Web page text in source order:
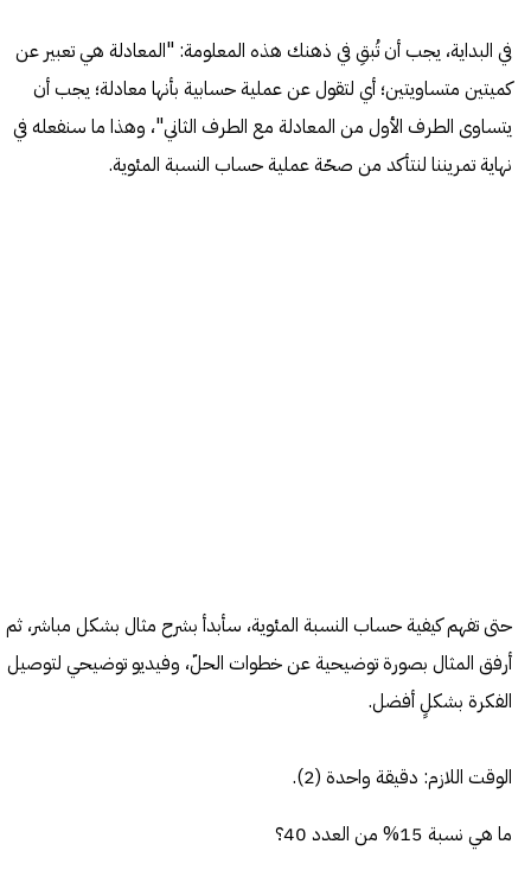
في البداية، يجب أن تُبقِ في ذهنك هذه المعلومة: "المعادلة هي تعبير عن
كميتين متساويتين؛ أي لتقول عن عملية حسابية بأنها معادلة؛ يجب أن
يتساوى الطرف الأول من المعادلة مع الطرف الثاني"، وهذا ما سنفعله في
نهاية تمريننا لنتأكد من صحّة عملية حساب النسبة المئوية.
حتى تفهم كيفية حساب النسبة المئوية، سأبدأ بشرح مثال بشكل مباشر، ثم
أرفق المثال بصورة توضيحية عن خطوات الحلّ، وفيديو توضيحي لتوصيل
الفكرة بشكلٍ أفضل.
الوقت اللازم: دقيقة واحدة (2).
ما هي نسبة 15% من العدد 40؟